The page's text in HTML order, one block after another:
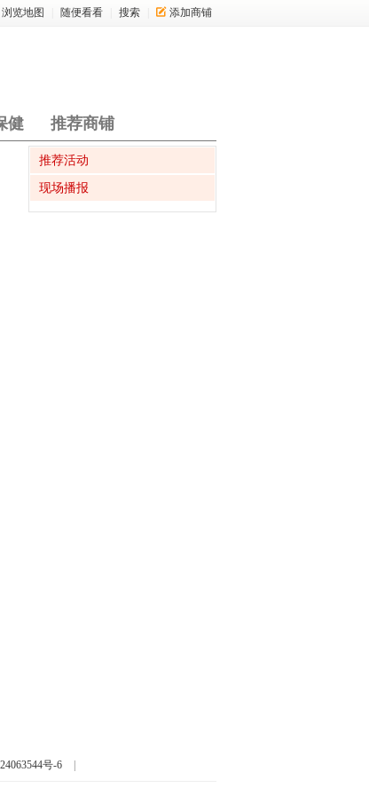
浏览地图 随便看看 搜索 添加商铺
健 推荐商铺
推荐活动
现场播报
号-6